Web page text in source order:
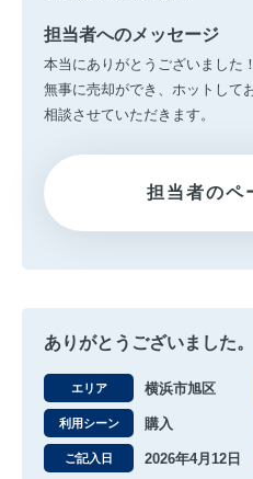
担当者へのメッセージ
本当にありがとうございました
無事に売却ができ、ホットして
相談させていただきます。
担当者のペ
ありがとうございました。
エリア 横浜市旭区
利用シーン 購入
ご記入日 2026年4月12日